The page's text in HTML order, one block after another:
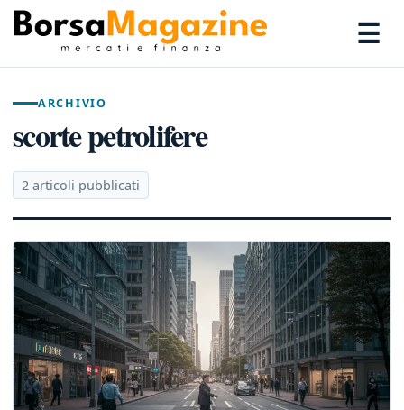
☰
ARCHIVIO
scorte petrolifere
2 articoli pubblicati